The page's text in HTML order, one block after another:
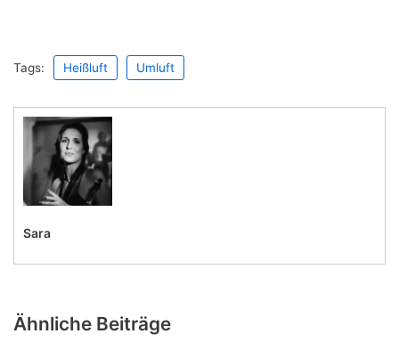
Tags: Heißluft Umluft
Sara
Ähnliche Beiträge